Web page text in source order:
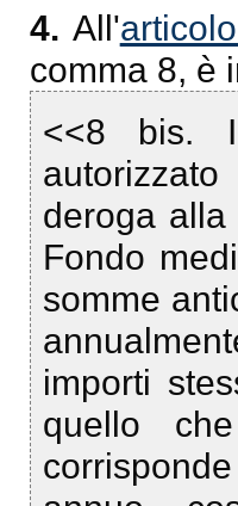
4. All'
comma 8, è
<<8 bis.
deroga
Fondo
somme
importi
quello